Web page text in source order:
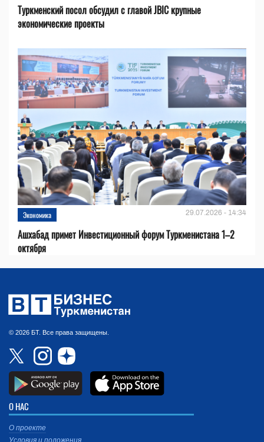
Туркменский посол обсудил с главой JBIC крупные
экономические проекты
Экономика 29.07.2026 - 14:34
Ашхабад примет Инвестиционный форум Туркменистана 1–2
октября
© 2026 БТ. Все права защищены.
О НАС
О проекте
Условия и положения